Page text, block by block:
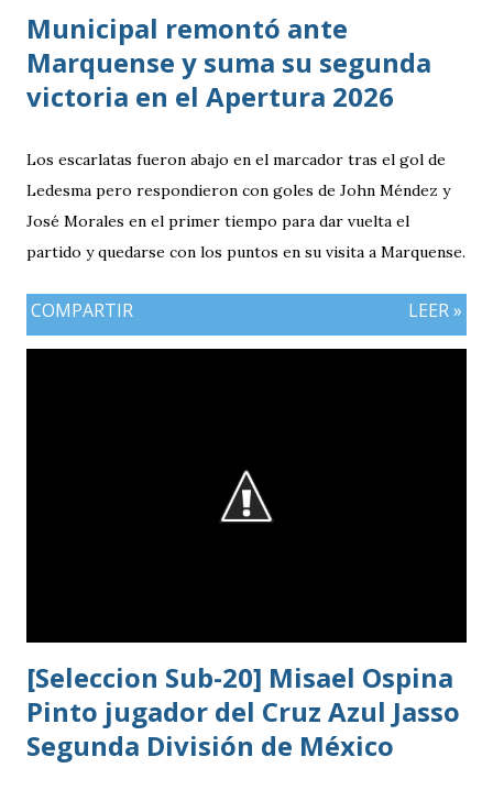
Municipal remontó ante
Marquense y suma su segunda
victoria en el Apertura 2026
Los escarlatas fueron abajo en el marcador tras el gol de
Ledesma pero respondieron con goles de John Méndez y
José Morales en el primer tiempo para dar vuelta el
partido y quedarse con los puntos en su visita a Marquense.
COMPARTIR LEER »
[Seleccion Sub-20] Misael Ospina
Pinto jugador del Cruz Azul Jasso
Segunda División de México